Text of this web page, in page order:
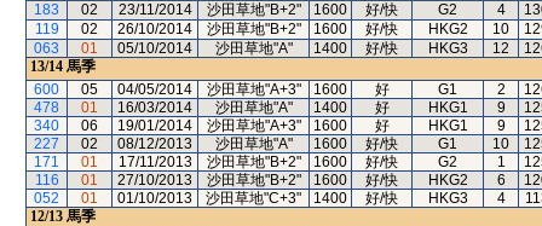
183
02 23/11/2014 沙田草地"B+2" 1600 好/快 G2 4
119
02 26/10/2014 沙田草地"B+2" 1600 好/快 HKG2 10
063
01 05/10/2014 沙田草地"A" 1400 好/快 HKG3 12
13/14 馬季
600
05 04/05/2014 沙田草地"A+3" 1600 好 G1 2
478
01 16/03/2014 沙田草地"A" 1400 好 HKG1 9
340
06 19/01/2014 沙田草地"A+3" 1600 好 HKG1 9
227
02 08/12/2013 沙田草地"A" 1600 好/快 G1 10
171
01 17/11/2013 沙田草地"B+2" 1600 好/快 G2 1
116
01 27/10/2013 沙田草地"B+2" 1600 好/快 HKG2 6
052
01 01/10/2013 沙田草地"C+3" 1400 好/快 HKG3 4
12/13 馬季